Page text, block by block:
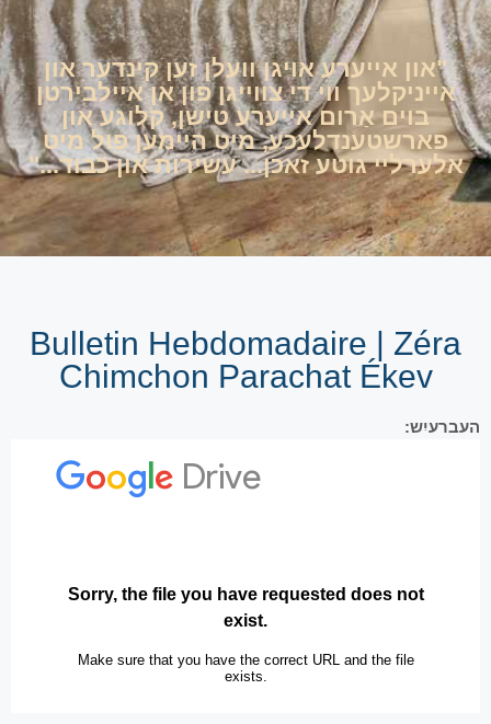
"און אייערע אויגן וועלן זען קינדער און
אייניקלעך ווי די צווייגן פון אן איילבירטן
בוים אַרום אייערע טישן, קלוגע און
פארשטענדלעכע, מיט היימען פול מיט
אלערליי גוטע זאכן... עשירות און כבוד..."
Bulletin Hebdomadaire | Zéra
Chimchon Parachat Ékev
העברעיִש: